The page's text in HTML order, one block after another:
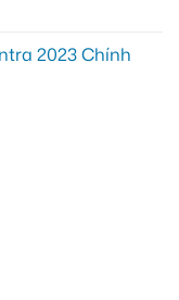
2023 Chính